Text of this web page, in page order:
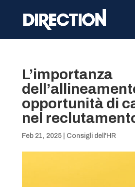
L’importanza
opportunità di
nel
Feb 21, 2025| Consigli dell'HR